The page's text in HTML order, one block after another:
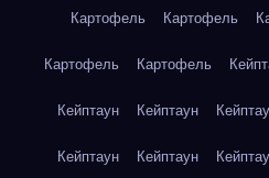
Картофель Картофель
Картофель Картофель
Кейптаун Кейптаун
Кейптаун Кейптаун